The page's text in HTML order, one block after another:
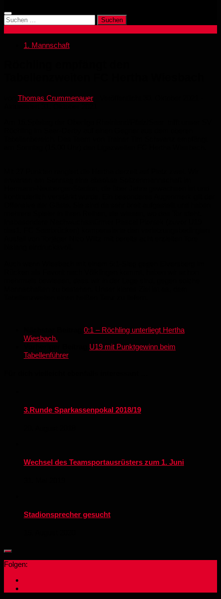
Suchen
nach:
1. Mannschaft
Thomas Crummenauer
0:1 – Röchling unterliegt Hertha
Wiesbach.
U19 mit Punktgewinn beim
Tabellenführer
3.Runde Sparkassenpokal 2018/19
Wechsel des Teamsportausrüsters zum 1. Juni
Stadionsprecher gesucht
Folgen: